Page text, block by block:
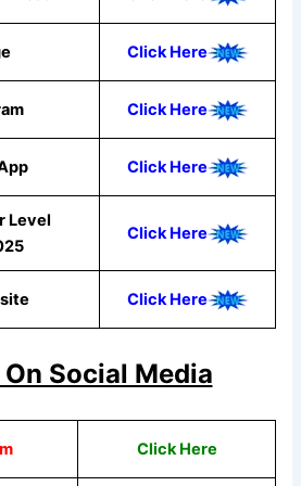
Click Here
Click Here
Click Here
Level
Click Here
Click Here
Social Media
Click Here